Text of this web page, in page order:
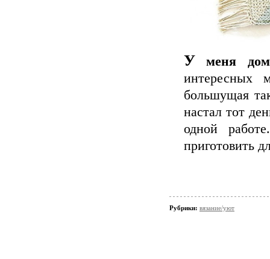
У меня
интересных
большущая
настал тот
одной
приготовить
Рубрики: вязание/уют